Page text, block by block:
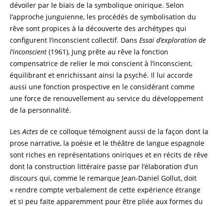
dévoiler par le biais de la symbolique onirique. Selon
l’approche junguienne, les procédés de symbolisation du
rêve sont propices à la découverte des archétypes qui
configurent l’inconscient collectif. Dans Essai d’exploration de
l’inconscient(1961), Jung prête au rêve la fonction
compensatrice de relier le moi conscient à l’inconscient,
équilibrant et enrichissant ainsi la psyché. Il lui accorde
aussi une fonction prospective en le considérant comme
une force de renouvellement au service du développement
de la personnalité.
LesActesde ce colloque témoignent aussi de la façon dont la
prose narrative, la poésie et le théâtre de langue espagnole
sont riches en représentations oniriques et en récits de rêve
dont la construction littéraire passe par l’élaboration d’un
discours qui, comme le remarque Jean-Daniel Gollut, doit
« rendre compte verbalement de cette expérience étrange
et si peu faite apparemment pour être pliée aux formes du